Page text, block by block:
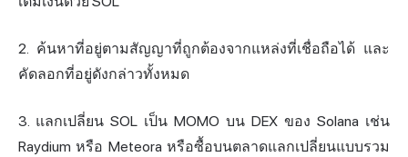
2. ค้นหาที่อยู่ตามสัญญาที่ถูกต้องจากแหล่งที่เชื่อถือได้ และ
คัดลอกที่อยู่ดังกล่าวทั้งหมด
3. แลกเปลี่ยน SOL เป็น MOMO บน DEX ของ Solana เช่น
Raydium หรือ Meteora หรือซื้อบนตลาดแลกเปลี่ยนแบบรวม